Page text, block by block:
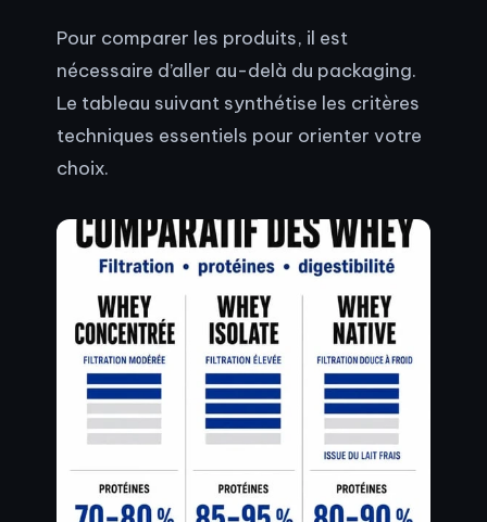
Pour comparer les produits, il est
nécessaire d’aller au-delà du packaging.
Le tableau suivant synthétise les critères
techniques essentiels pour orienter votre
choix.